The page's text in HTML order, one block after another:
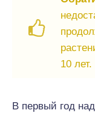
10 лет.
В первый год